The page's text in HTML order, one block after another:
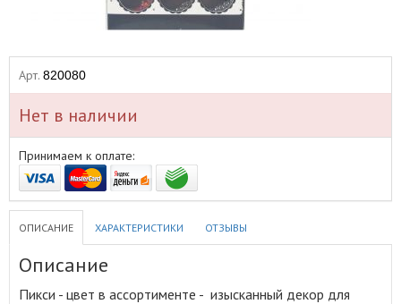
Арт. 820080
Нет в наличии
Принимаем к оплате:
ОПИСАНИЕ ХАРАКТЕРИСТИКИ ОТЗЫВЫ
Описание
Пикси - цвет в ассортименте - изысканный декор для